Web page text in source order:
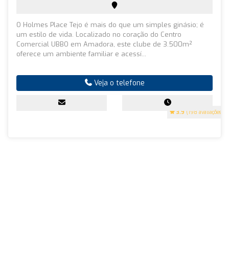
3.9 (198 avaliações)
O Holmes Place Tejo é mais do que um simples ginásio; é
um estilo de vida. Localizado no coração do Centro
Comercial UBBO em Amadora, este clube de 3.500m²
oferece um ambiente familiar e acessí...
Veja o telefone